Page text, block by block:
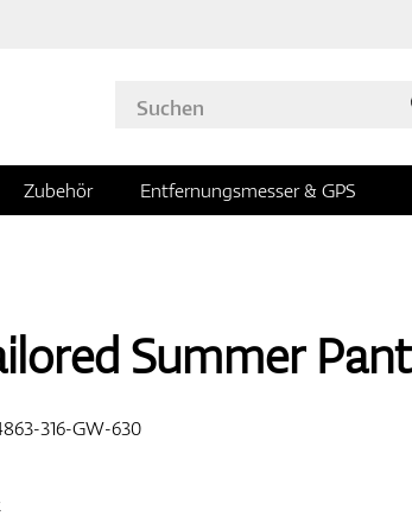
Zubehör Entfernungsmesser & GPS
Summer Pant
316-GW-630